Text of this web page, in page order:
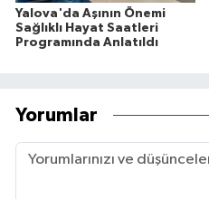
Yalova'da Aşının Önemi
Sağlıklı Hayat Saatleri
Programında Anlatıldı
Yorumlar